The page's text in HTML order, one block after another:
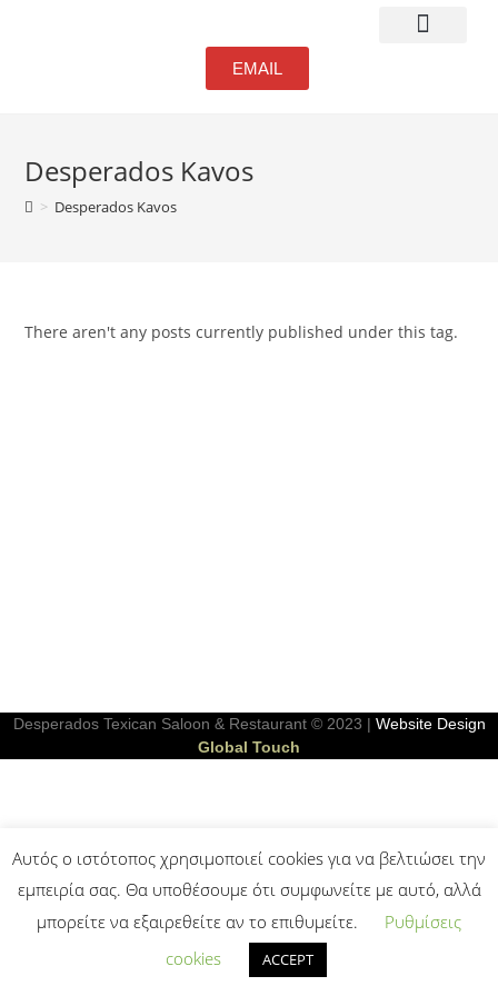
EMAIL
Desperados Kavos
> Desperados Kavos
There aren't any posts currently published under this tag.
Desperados Texican Saloon & Restaurant © 2023 | Website Design
Global Touch
Αυτός ο ιστότοπος χρησιμοποιεί cookies για να βελτιώσει την
εμπειρία σας. Θα υποθέσουμε ότι συμφωνείτε με αυτό, αλλά
μπορείτε να εξαιρεθείτε αν το επιθυμείτε.
Ρυθμίσεις
cookies
ACCEPT